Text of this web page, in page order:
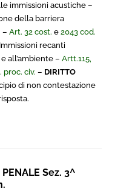
immissioni acustiche –
della barriera
– Art. 32 cost. e 2043 cod.
recanti
all’ambiente – Artt.115,
proc. civ. – DIRITTO
di non contestazione
Sez. 3^